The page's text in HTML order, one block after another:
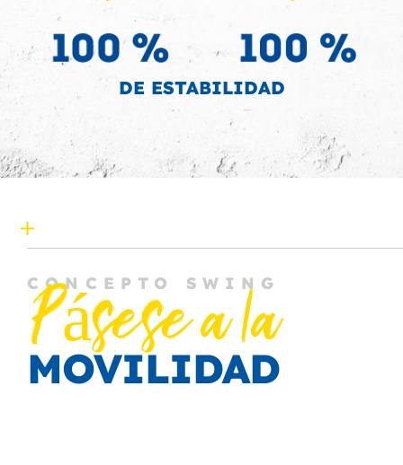
DE ESTABILIDAD
CONCEPTO SWING
Pásese a la
MOVILIDAD